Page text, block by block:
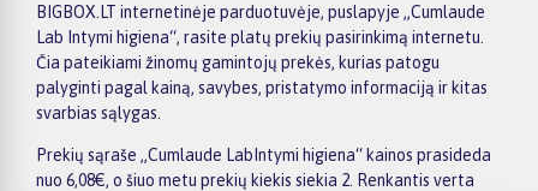
BIGBOX.LT internetinėje parduotuvėje, puslapyje „Cumlaude
Lab Intymi higiena“, rasite platų prekių pasirinkimą internetu.
Čia pateikiami žinomų gamintojų prekės, kurias patogu
palyginti pagal kainą, savybes, pristatymo informaciją ir kitas
svarbias sąlygas.
Prekių sąraše „Cumlaude LabIntymi higiena“ kainos prasideda
nuo 6,08€, o šiuo metu prekių kiekis siekia 2. Renkantis verta